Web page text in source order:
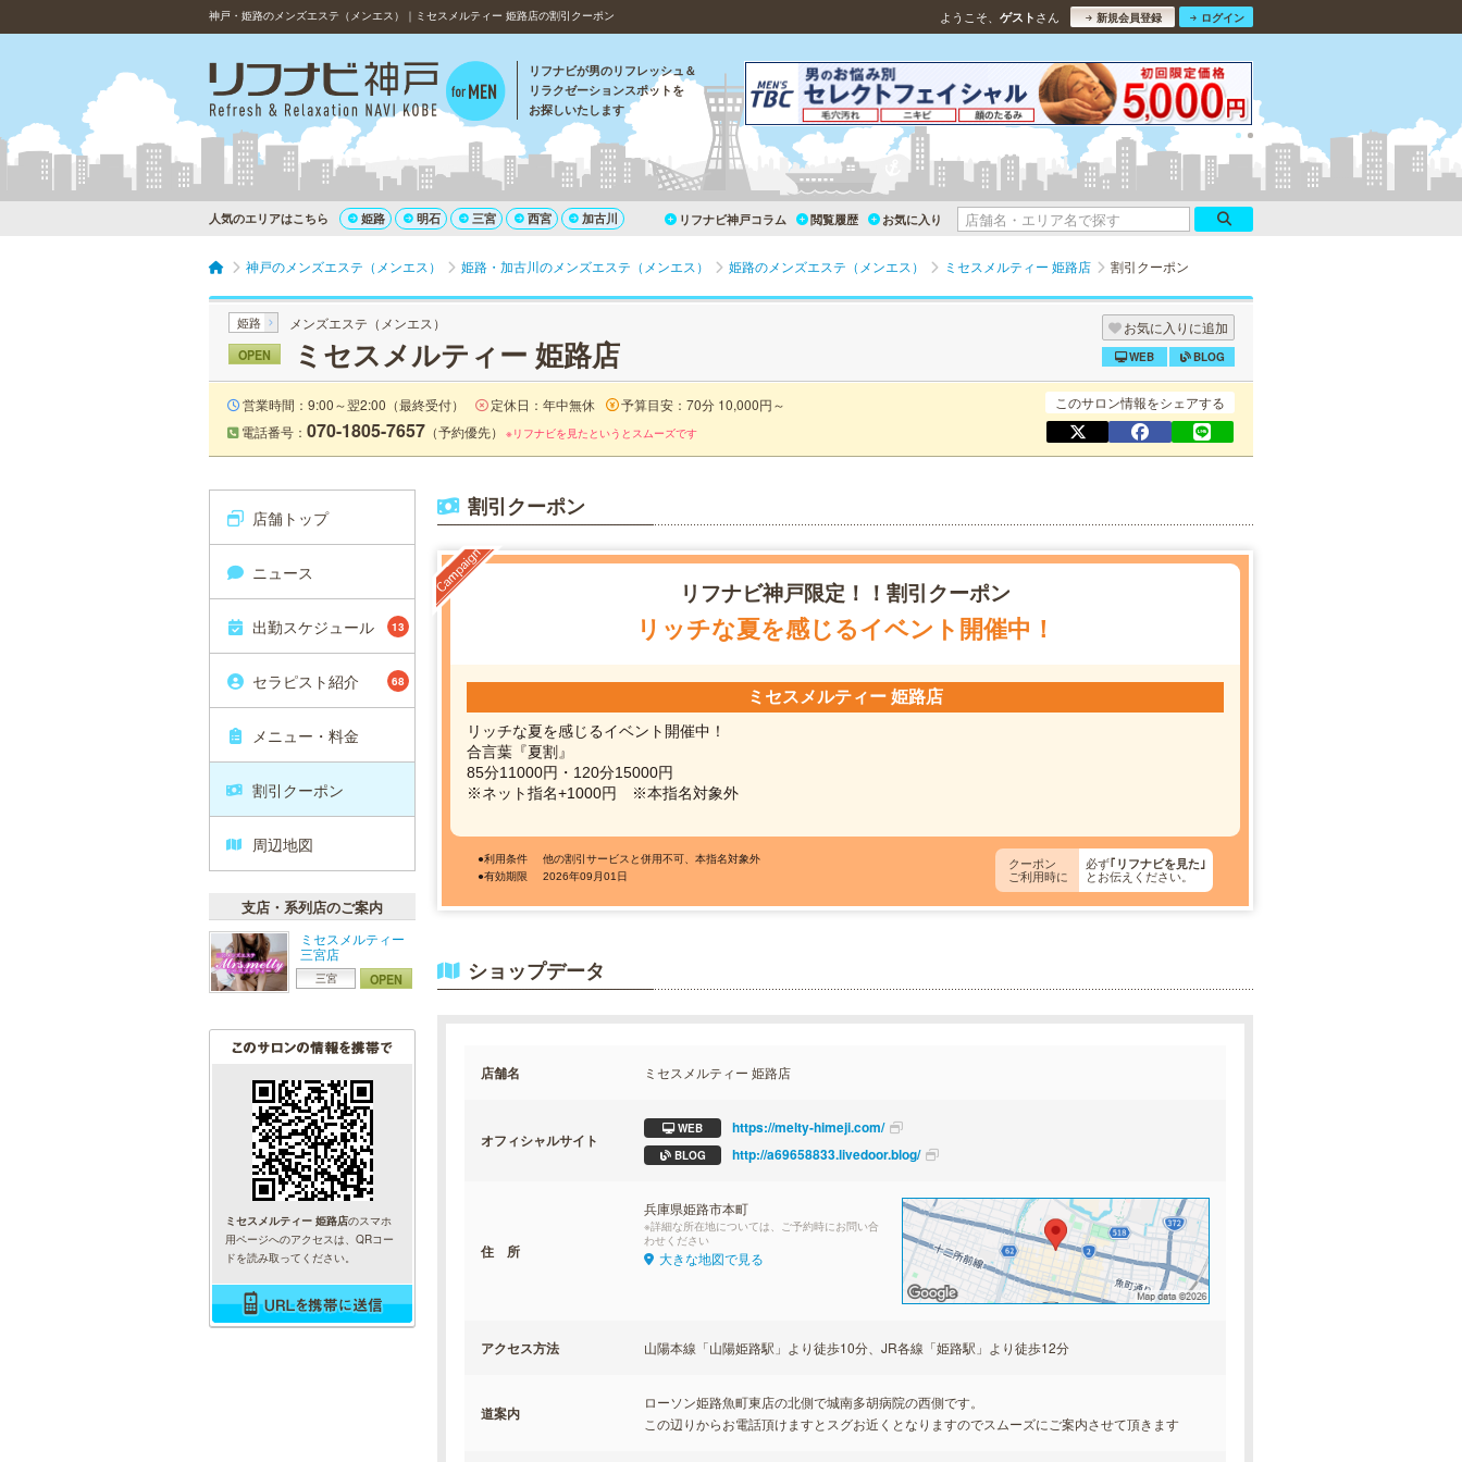
神戸・姫路のメンズエステ（メンエス）｜ミセスメルティー 姫路店の割引クーポン ようこそ、 ゲスト さん 新規会員登録 ログイン
リフナビが男のリフレッシュ＆
リラクゼーションスポットを
お探しいたします
人気のエリアはこちら 姫路 明石 三宮 西宮 加古川 リフナビ神戸コラム 閲覧履歴 お気に入り
神戸のメンズエステ（メンエス） 姫路・加古川のメンズエステ（メンエス） 姫路のメンズエステ（メンエス） ミセスメルティー 姫路店 割引クーポン
姫路 メンズエステ（メンエス）
OPEN ミセスメルティー 姫路店
お気に入りに追加
WEB BLOG
営業時間：9:00～翌2:00（最終受付） 定休日：年中無休
予算目安：70分 10,000円～
電話番号： 070-1805-7657 （予約優先） ※リフナビを見たというとスムーズです
このサロン情報をシェアする
店舗トップ
ニュース
出勤スケジュール 13
セラピスト紹介 68
メニュー・料金
割引クーポン
周辺地図
支店・系列店のご案内
ミセスメルティー
三宮店
三宮 OPEN
ミセスメルティー 姫路店のスマホ
用ページへのアクセスは、QRコー
ドを読み取ってください。
割引クーポン
リフナビ神戸限定！！割引クーポン
リッチな夏を感じるイベント開催中！
ミセスメルティー 姫路店
リッチな夏を感じるイベント開催中！
合言葉『夏割』
85分11000円・120分15000円
※ネット指名+1000円 ※本指名対象外
●利用条件
他の割引サービスと併用不可、本指名対象外
●有効期限
2026年09月01日
クーポン
ご利用時に
必ず｢リフナビを見た｣
とお伝えください。
ショップデータ
店舗名 ミセスメルティー 姫路店
オフィシャルサイト
WEB https://melty-himeji.com/
BLOG http://a69658833.livedoor.blog/
住 所
兵庫県姫路市本町
※詳細な所在地については、ご予約時にお問い合
わせください
大きな地図で見る
アクセス方法 山陽本線「山陽姫路駅」より徒歩10分、JR各線「姫路駅」より徒歩12分
道案内
ローソン姫路魚町東店の北側で城南多胡病院の西側です。
この辺りからお電話頂けますとスグお近くとなりますのでスムーズにご案内させて頂きます